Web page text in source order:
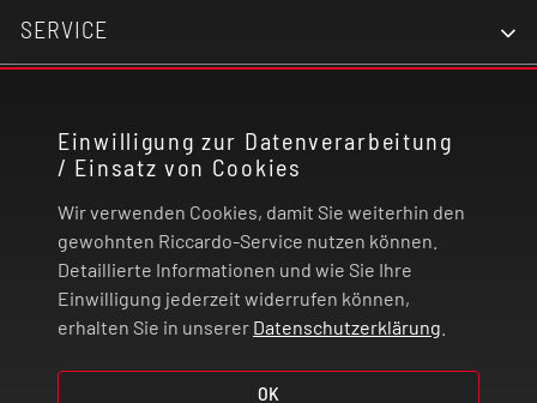
Einwilligung zur Datenverarbeitung
/ Einsatz von Cookies
Wir verwenden Cookies, damit Sie weiterhin den
gewohnten Riccardo-Service nutzen können.
Detaillierte Informationen und wie Sie Ihre
Einwilligung jederzeit widerrufen können,
erhalten Sie in unserer Datenschutzerklärung
OK
SERVICE
RECHTLICHES
ZAHLUNG UND VERSAND
VERTRAG WIDERRUFEN
© 2026 | Riccardo Onlinestore GmbH